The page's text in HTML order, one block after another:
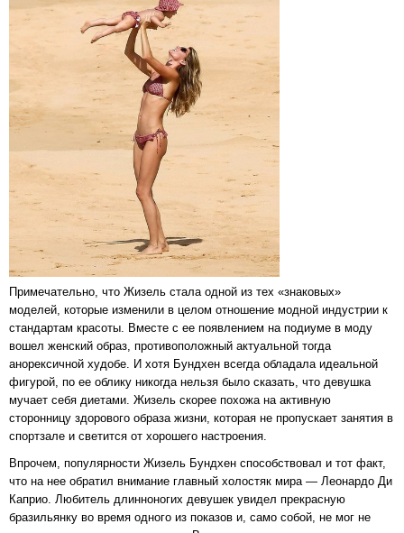
Примечательно, что Жизель стала одной из тех «знаковых»
моделей, которые изменили в целом отношение модной индустрии к
стандартам красоты. Вместе с ее появлением на подиуме в моду
вошел женский образ, противоположный актуальной тогда
анорексичной худобе. И хотя Бундхен всегда обладала идеальной
фигурой, по ее облику никогда нельзя было сказать, что девушка
мучает себя диетами. Жизель скорее похожа на активную
сторонницу здорового образа жизни, которая не пропускает занятия в
спортзале и светится от хорошего настроения.
Впрочем, популярности Жизель Бундхен способствовал и тот факт,
что на нее обратил внимание главный холостяк мира — Леонардо Ди
Каприо. Любитель длинноногих девушек увидел прекрасную
бразильянку во время одного из показов и, само собой, не мог не